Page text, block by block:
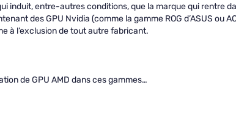
induit, entre-autres conditions, que la marque qui rentre
des GPU Nvidia (comme la gamme ROG d’ASUS ou
à l’exclusion de tout autre fabricant.
de GPU AMD dans ces gammes…